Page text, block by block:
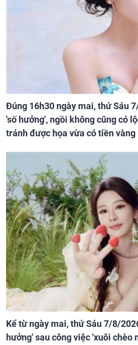
Đúng 16h30 ngày mai, thứ Sáu
'số hưởng', ngồi không cũng có
tránh được họa vừa có tiền vàng
Kể từ ngày mai, thứ Sáu 7/8/
hưởng' sau công việc 'xuôi